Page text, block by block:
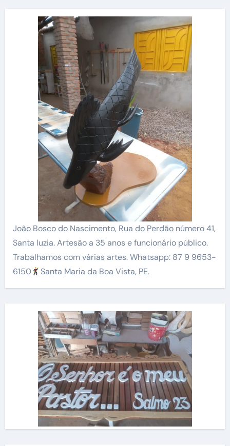
João Bosco do Nascimento, Rua do Perdão número 41,
Santa luzia. Artesão a 35 anos e funcionário público.
Trabalhamos com várias artes. Whatsapp: 87 9 9653-
6150
Santa Maria da Boa Vista, PE.